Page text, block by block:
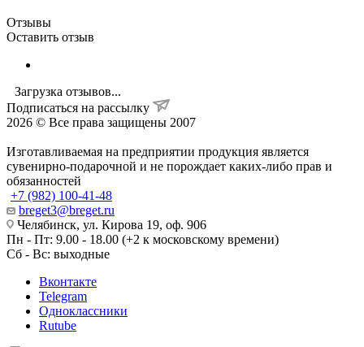
Отзывы
Оставить отзыв
Загрузка отзывов...
Подписаться на рассылку
2026 © Все права защищены 2007
Изготавливаемая на предприятии продукция является
сувенирно-подарочной и не порождает каких-либо прав и
обязанностей
+7 (982) 100-41-48
breget3@breget.ru
Челябинск, ул. Кирова 19, оф. 906
Пн - Пт: 9.00 - 18.00 (+2 к московскому времени)
Сб - Вс: выходные
Вконтакте
Telegram
Одноклассники
Rutube